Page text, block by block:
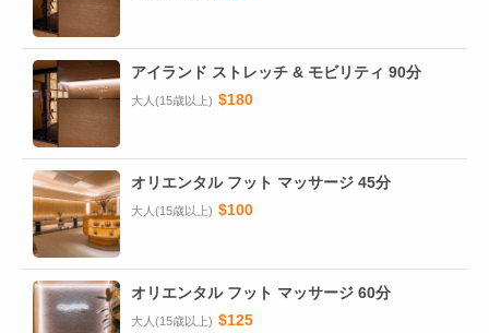
アイランド ストレッチ & モビリティ 90分
大人(15歳以上) $180
オリエンタル フット マッサージ 45分
大人(15歳以上) $100
オリエンタル フット マッサージ 60分
大人(15歳以上) $125